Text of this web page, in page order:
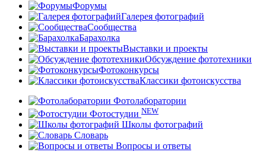
Форумы
Галерея фотографий
Сообщества
Барахолка
Выставки и проекты
Обсуждение фототехники
Фотоконкурсы
Классики фотоискусства
Фотолаборатории
Фотостудии NEW
Школы фотографий
Словарь
Вопросы и ответы